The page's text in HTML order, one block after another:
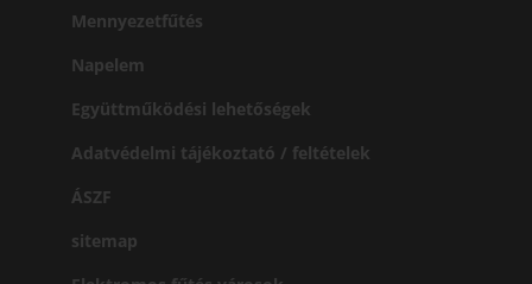
Mennyezetfűtés
Napelem
Együttműködési lehetőségek
Adatvédelmi tájékoztató / feltételek
ÁSZF
sitemap